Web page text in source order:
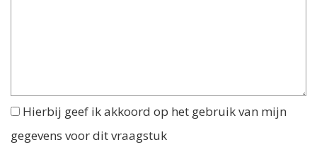
Hierbij geef ik akkoord op het gebruik van mijn
gegevens voor dit vraagstuk